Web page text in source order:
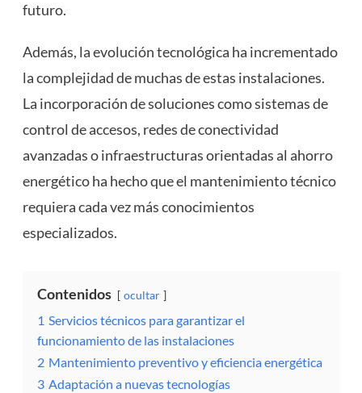
futuro.
Además, la evolución tecnológica ha incrementado
la complejidad de muchas de estas instalaciones.
La incorporación de soluciones como sistemas de
control de accesos, redes de conectividad
avanzadas o infraestructuras orientadas al ahorro
energético ha hecho que el mantenimiento técnico
requiera cada vez más conocimientos
especializados.
Contenidos ocultar
1 Servicios técnicos para garantizar el
funcionamiento de las instalaciones
2 Mantenimiento preventivo y eficiencia energética
3 Adaptación a nuevas tecnologías